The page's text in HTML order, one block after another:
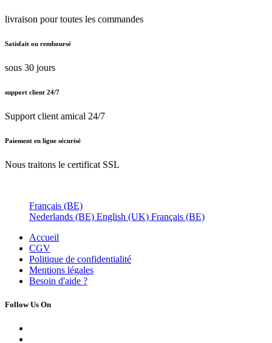
livraison pour toutes les commandes
Satisfait ou remboursé
sous 30 jours
support client 24/7
Support client amical 24/7
Paiement en ligne sécurisé
Nous traitons le certificat SSL
Français (BE)
Nederlands (BE) English (UK) Français (BE)
Accueil
CGV
Politique de confidentialité
Mentions légales
Besoin d'aide ?
Follow Us On